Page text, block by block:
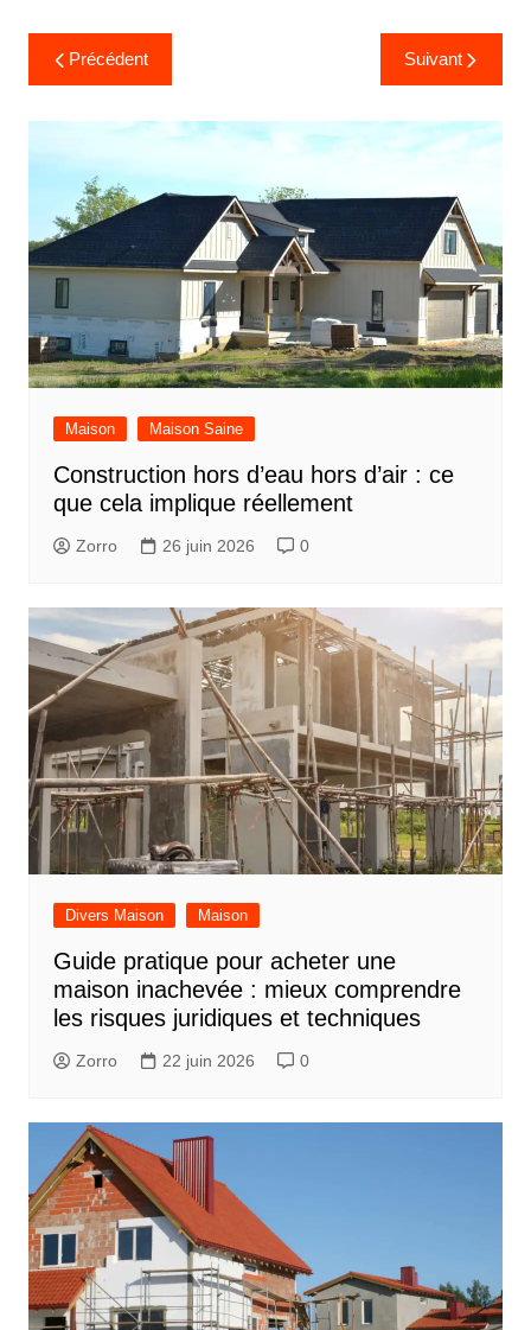
Navigation
de
l’article
Précédent Suivant
Maison Maison Saine
Construction hors d’eau hors d’air : ce
que cela implique réellement
Zorro 26 juin 2026 0
Divers Maison Maison
Guide pratique pour acheter une
maison inachevée : mieux comprendre
les risques juridiques et techniques
Zorro 22 juin 2026 0